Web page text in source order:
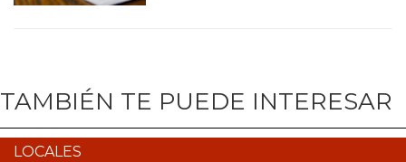
TAMBIÉN TE PUEDE INTERESAR
LOCALES